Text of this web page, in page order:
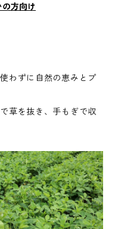
方向け
わずに自然の恵みとプ
草を抜き、手もぎで収